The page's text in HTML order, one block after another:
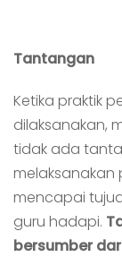
Tantangan
Ketika praktik
dilaksanakan,
tidak ada
mencapai
guru hadapi.
bersumber